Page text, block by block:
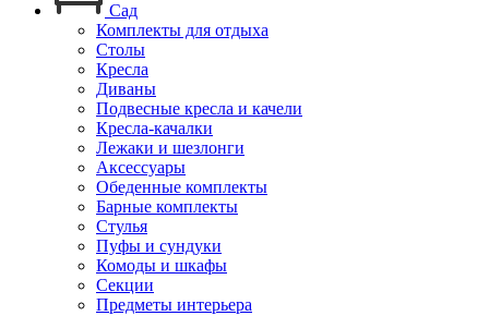
Сад
Комплекты для отдыха
Столы
Кресла
Диваны
Подвесные кресла и качели
Кресла-качалки
Лежаки и шезлонги
Аксессуары
Обеденные комплекты
Барные комплекты
Стулья
Пуфы и сундуки
Комоды и шкафы
Секции
Предметы интерьера